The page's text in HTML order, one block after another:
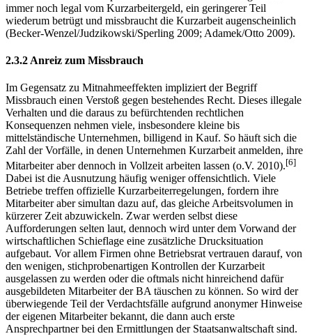
kontrollieren. Dennoch profitiert der Großteil der Antragssteller
immer noch legal vom Kurzarbeitergeld, ein geringerer Teil
wiederum betrügt und missbraucht die Kurzarbeit augenscheinlich
Im Gegensatz zu Mitnahmeeffekten impliziert der Begriff
Missbrauch einen Verstoß gegen bestehendes Recht. Dieses illegale
Verhalten und die daraus zu befürchtenden rechtlichen
Konsequenzen nehmen viele, insbesondere kleine bis
mittelständische Unternehmen, billigend in Kauf. So häuft sich die
Zahl der Vorfälle, in denen Unternehmen Kurzarbeit anmelden, ihre
Mitarbeiter aber dennoch in Vollzeit arbeiten lassen (o.V. 2010).
Dabei ist die Ausnutzung häufig weniger offensichtlich. Viele
Betriebe treffen offizielle Kurzarbeiterregelungen, fordern ihre
Mitarbeiter aber simultan dazu auf, das gleiche Arbeitsvolumen in
kürzerer Zeit abzuwickeln. Zwar werden selbst diese
Aufforderungen selten laut, dennoch wird unter dem Vorwand der
wirtschaftlichen Schieflage eine zusätzliche Drucksituation
aufgebaut. Vor allem Firmen ohne Betriebsrat vertrauen darauf, von
den wenigen, stichprobenartigen Kontrollen der Kurzarbeit
ausgelassen zu werden oder die oftmals nicht hinreichend dafür
ausgebildeten Mitarbeiter der BA täuschen zu können. So wird der
überwiegende Teil der Verdachtsfälle aufgrund anonymer Hinweise
der eigenen Mitarbeiter bekannt, die dann auch erste